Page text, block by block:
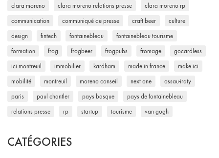
clara moreno clara moreno relations presse clara moreno rp
communication communiqué de presse craft beer culture
design fintech fontainebleau fontainebleau tourisme
formation frog frogbeer frogpubs fromage gocardless
ici montreuil immobilier kardham made in france make ici
mobilité montreuil moreno conseil next one ossau-iraty
paris paul chantler pays basque pays de fontainebleau
relations presse rp startup tourisme van gogh
CATÉGORIES